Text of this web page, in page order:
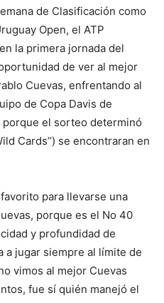
de Clasificación como
Open, el ATP
la primera jornada del
de ver al mejor
Cuevas, enfrentando al
de Copa Davis de
porque el sorteo determinó
Cards’’) se encontraran en
para llevarse una
porque es el No 40
y profundidad de
a jugar siempre al límite de
vimos al mejor Cuevas
fue sí quién manejó el